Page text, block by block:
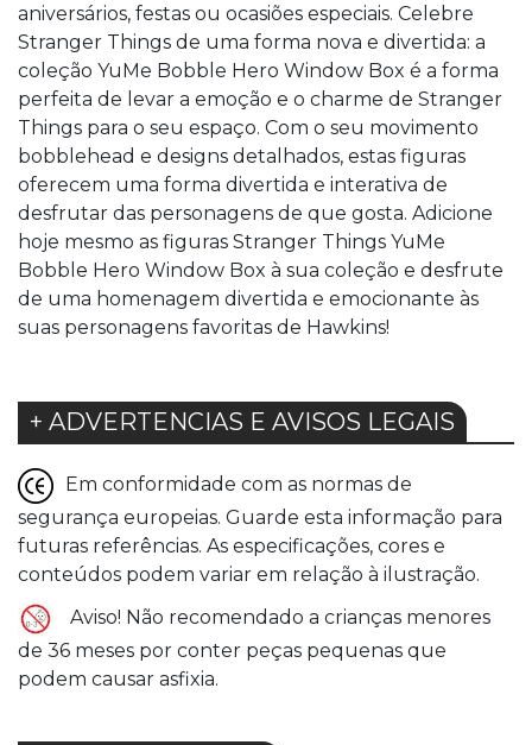
aniversários, festas ou ocasiões especiais. Celebre
Stranger Things de uma forma nova e divertida: a
coleção YuMe Bobble Hero Window Box é a forma
perfeita de levar a emoção e o charme de Stranger
Things para o seu espaço. Com o seu movimento
bobblehead e designs detalhados, estas figuras
oferecem uma forma divertida e interativa de
desfrutar das personagens de que gosta. Adicione
hoje mesmo as figuras Stranger Things YuMe
Bobble Hero Window Box à sua coleção e desfrute
de uma homenagem divertida e emocionante às
suas personagens favoritas de Hawkins!
+ ADVERTENCIAS E AVISOS LEGAIS
Em conformidade com as normas de
segurança europeias. Guarde esta informação para
futuras referências. As especificações, cores e
conteúdos podem variar em relação à ilustração.
Aviso! Não recomendado a crianças menores
de 36 meses por conter peças pequenas que
podem causar asfixia.